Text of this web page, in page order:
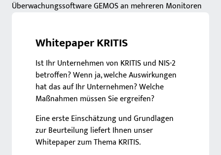
Whitepaper KRITIS
Ist Ihr Unternehmen von KRITIS und NIS-2
betroffen? Wenn ja, welche Auswirkungen
hat das auf Ihr Unternehmen? Welche
Maßnahmen müssen Sie ergreifen?
Eine erste Einschätzung und Grundlagen
zur Beurteilung liefert Ihnen unser
Whitepaper zum Thema KRITIS.